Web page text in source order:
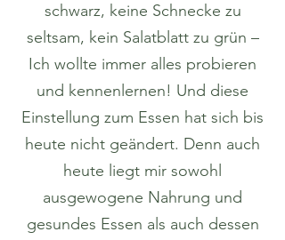
schwarz, keine Schnecke zu
seltsam, kein Salatblatt zu grün –
Ich wollte immer alles probieren
und kennenlernen! Und diese
Einstellung zum Essen hat sich bis
heute nicht geändert. Denn auch
heute liegt mir sowohl
ausgewogene Nahrung und
gesundes Essen als auch dessen